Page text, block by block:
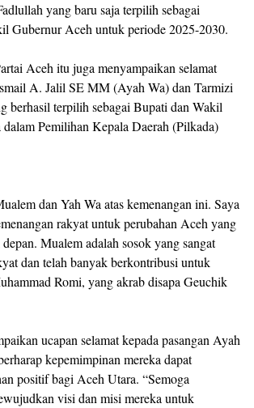
yang baru saja terpilih sebagai
Gubernur Aceh untuk periode 2025-2030.
Aceh itu juga menyampaikan selamat
A. Jalil SE MM (Ayah Wa) dan Tarmizi
berhasil terpilih sebagai Bupati dan Wakil
Pemilihan Kepala Daerah (Pilkada)
dan Yah Wa atas kemenangan ini. Saya
rakyat untuk perubahan Aceh yang
Mualem adalah sosok yang sangat
dan telah banyak berkontribusi untuk
Romi, yang akrab disapa Geuchik
ucapan selamat kepada pasangan Ayah
kepemimpinan mereka dapat
positif bagi Aceh Utara. “Semoga
visi dan misi mereka untuk